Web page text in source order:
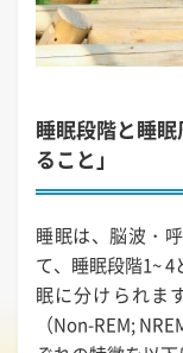
睡眠段階と睡
ること」
睡眠は、脳波・
て、睡眠段階1~
眠に分けられま
（Non-REM;